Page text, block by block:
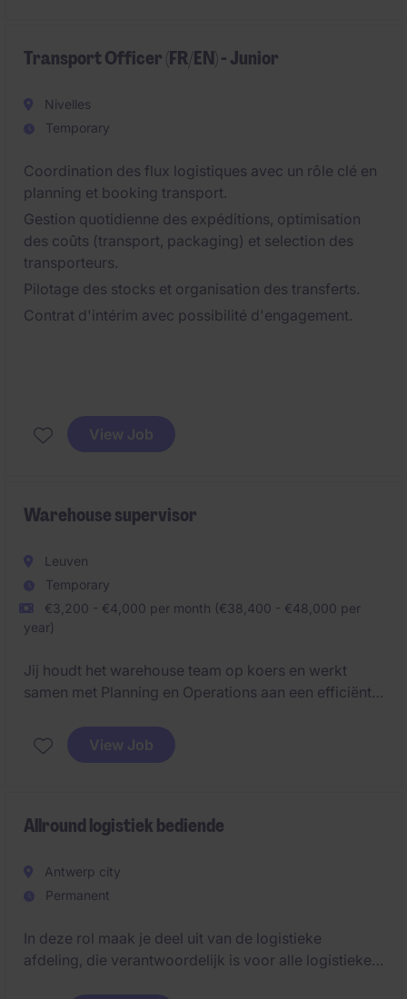
Transport Officer (FR/EN) - Junior
Nivelles
Temporary
Coordination des flux logistiques avec un rôle clé en
planning et booking transport.
Gestion quotidienne des expéditions, optimisation
des coûts (transport, packaging) et selection des
transporteurs.
Pilotage des stocks et organisation des transferts.
Contrat d'intérim avec possibilité d'engagement.
View Job
Warehouse supervisor
Leuven
Temporary
€3,200 - €4,000 per month (€38,400 - €48,000 per
year)
Jij houdt het warehouse team op koers en werkt
samen met Planning en Operations aan een efficiënte
View Job
Allround logistiek bediende
Antwerp city
Permanent
In deze rol maak je deel uit van de logistieke
afdeling, die verantwoordelijk is voor alle logistieke